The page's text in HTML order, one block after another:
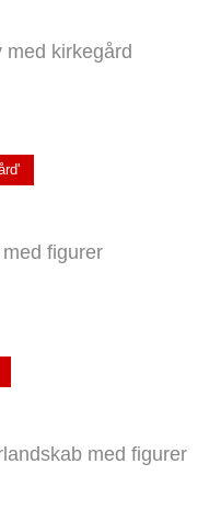
kirkegård
figurer
med figurer